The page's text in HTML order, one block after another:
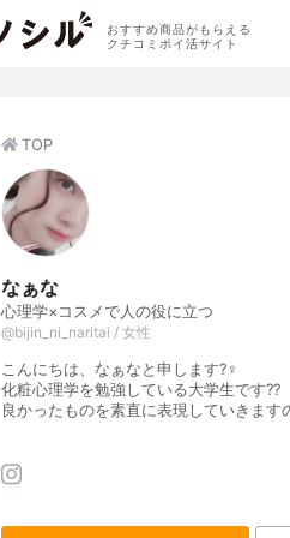
おすすめ商品がもらえる
クチコミポイ活サイト
TOP
なぁな
心理学×コスメで人の役に立つ
@bijin_ni_naritai / 女性
こんにちは、なぁなと申します?‍♀️
化粧心理学を勉強している大学生です?‍?
良かったものを素直に表現していきます